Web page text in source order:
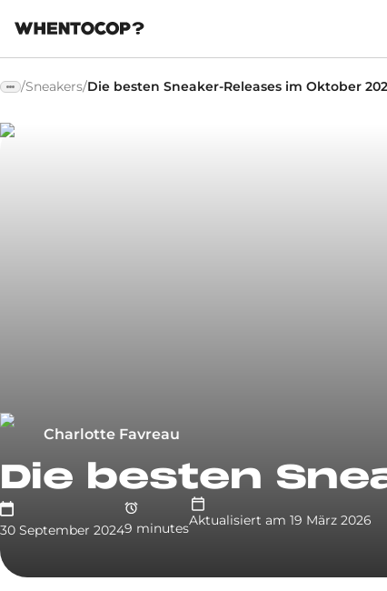
/Sneakers/Die besten Sneaker-Releases im Oktober
Charlotte Favreau
Die besten
30 September 20249 minutesAktualisiert am 19 März 2026